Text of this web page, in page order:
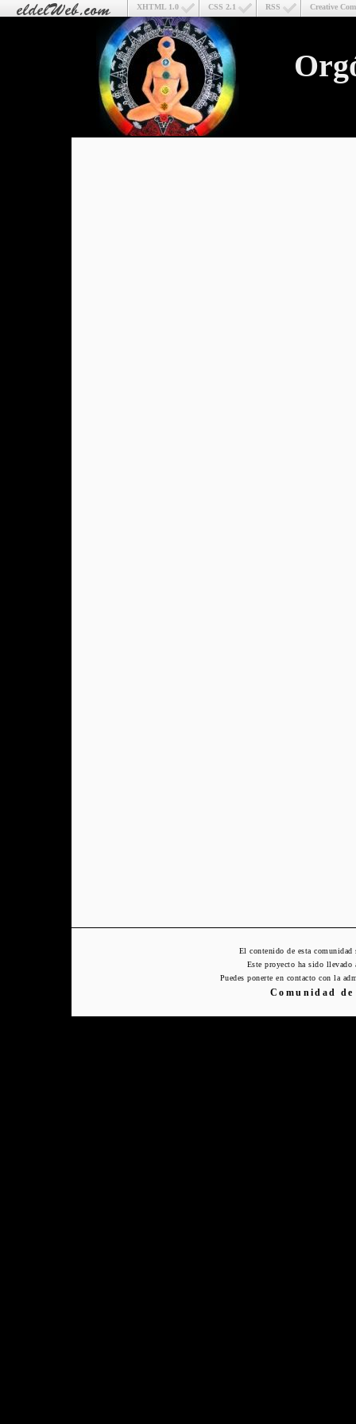
Creative
RSS
CSS 2.1
XHTML 1.0
El contenido de esta
Este proyecto ha sido
Puedes ponerte en contacto con la
Comunidad